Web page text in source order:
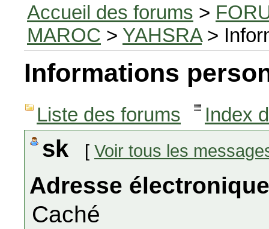
Accueil des forums >
MAROC > YAHSRA>
Informations
Liste des forums Index
sk [ Voir tous les
Adresse
Caché